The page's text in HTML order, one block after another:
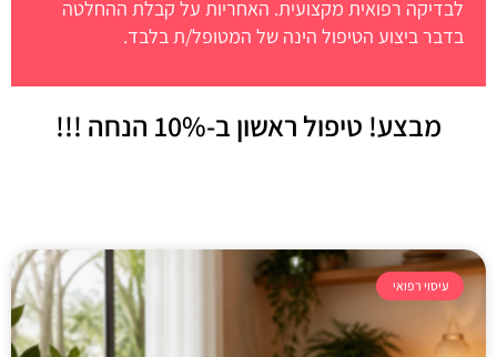
לבדיקה רפואית מקצועית. האחריות על קבלת ההחלטה
בדבר ביצוע הטיפול הינה של המטופל/ת בלבד.
מבצע! טיפול ראשון ב-10% הנחה !!!
עיסוי רפואי